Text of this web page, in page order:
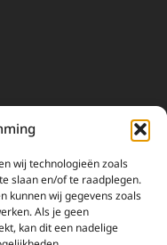
wij technologieën zoals
slaan en/of te raadplegen.
kunnen wij gegevens zoals
Als je geen
kan dit een nadelige